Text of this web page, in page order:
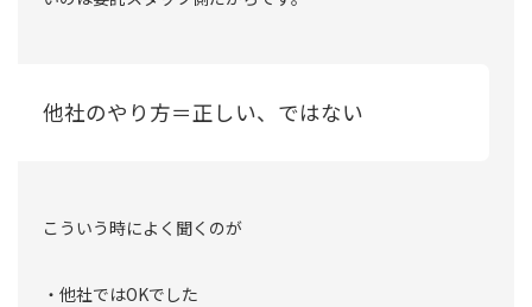
他社のやり方＝正しい、ではない
こういう時によく聞くのが
・他社ではOKでした